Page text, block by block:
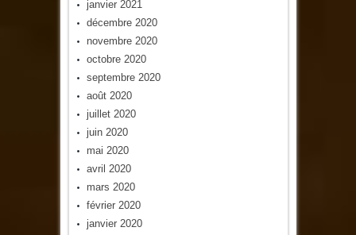
janvier 2021
décembre 2020
novembre 2020
octobre 2020
septembre 2020
août 2020
juillet 2020
juin 2020
mai 2020
avril 2020
mars 2020
février 2020
janvier 2020